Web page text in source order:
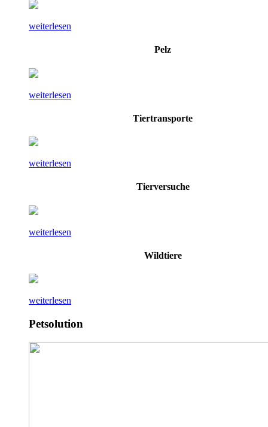
weiterlesen
Pelz
weiterlesen
Tiertransporte
weiterlesen
Tierversuche
weiterlesen
Wildtiere
weiterlesen
Petsolution